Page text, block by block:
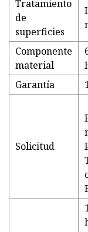
Tratamiento
de
superficies
Componente
material
Garantía
Solicitud